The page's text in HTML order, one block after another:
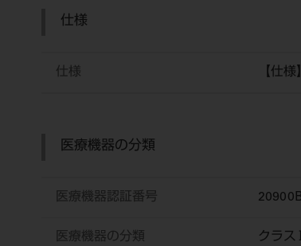
仕様
仕様 【仕
医療機器の分類
医療機器認証番号
医療機器の分類 クラ